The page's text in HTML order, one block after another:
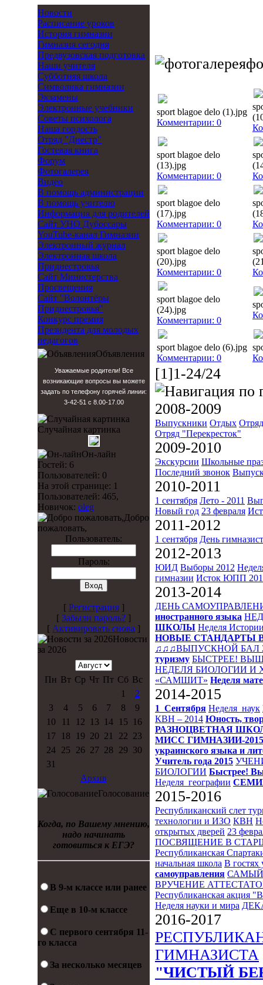
Новости
Расписание уроков
История гимназии
Гимназия сегодня
Предвузовская подготовка
Наши учителя
Субботняя школа
Символика гимназии
Экзамены
Электронные учебники
Советы психолога
Наша гордость
Отряд "Днестр"
Гостевая книга
Форум
Фотогалерея
Видео
В помощь администрации
В помощь учителю
Информация для родителей
Cайт УНО Дубоссары
YouTube-канал Гимназии
Электронный журнал
Электронная школа
Приднестровья
Сайт Министерства
Просвещения
Сайт "Волонтёры
Приднестровья"
Конкурс премия
Президента для молодых
педагогов
Объявления
Уважаемые родители! Все
возникающие вопросы вы можете
задать по телефону горячей линии:
3-42-51 с 8.00-17.00
Случайная картинка
Он-лайн
Гостей: 6
Пользователей: 0
На этой странице: 1
Пользователей: 465,
Новичок: oleg
Добро
пожаловать,
Пользователь:
Пароль:
[ Регистрация]
[ Забыли пароль? ]
[ Активировать снова ]
Новости
за 2026
Пн Вт Ср Чт Пт Сб Вс
1
2
3
4 5 6 7 8
9
10
11 12 13 14 15
16
17
18 19 20 21 22 23
24
25 26 27 28 29 30
31
Архив
Голосование
Когда, по Вашему мнению,
надо начинать
готовиться к ЕГЭ?
В 9-м классе или ранее
Еще в 10-м классе
С первого сентября 11-
го класса
За несколько месяцев
sport blagoe delo (1).jpg
Комментарии: 0
sport blagoe delo
(13).jpg
Комментарии: 0
sport blagoe delo
(17).jpg
Комментарии: 0
sport blagoe delo
(20).jpg
Комментарии: 0
sport blagoe delo
(24).jpg
Комментарии: 0
sport blagoe delo (6).jpg
Комментарии: 0
[1]1-24/24
2008-2009
Выпускники Отдых
Отряд "Перекресток"
2009-2010
Экскурсии Школьные
Последний звонок
2010-2011
1 сентября Лето - 2011
Новый год 23 февраля
2011-2012
1 сентября День
2012-2013
ЮИД Выборы 2012
гимназии Исток ЮПП
2013-2014
ДЕНЬ
иностранного языка
ШКОЛЫ Неделя
НОВЫЕ СТАНДАРТЫ
♫♫♫ВЫПУСКНОЙ БАЛ
туризму БЫСТРЕЕ!
НЕДЕЛЯ БИОЛОГИИ И
«САМШИТ» Неделя
2014-2015
1_Сентября Неделя_наук
КВН – 2014 Юность,
РАЗНОЦВЕТНАЯ
МИСС ГИМНАЗИИ-2015
украинского языка и
Учитель года 2015
БИОЛОГИИ Быстрее!
Неделя_географии
2015-2016
Республиканский слет
технологии и ИЗО КВН
открытых дверей 23
ПОСВЯЩЕНИЕ В
Республиканская
начальная школа В гостях
самоуправления
ВРУЧЕНИЕ
Республиканская акция
Неделя науки и мира
2016-2017
ГИМНАЗИСТА
"ЧИСТЫЙ